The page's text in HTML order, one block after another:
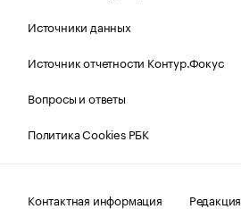
Источники данных
Источник отчетности Контур.Фокус
Вопросы и ответы
Политика Cookies РБК
Контактная информация
Редакция